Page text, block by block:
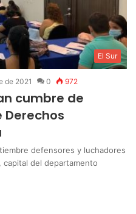
El Sur
de 2021 0 972
cumbre de
defensores y luchadores
capital del departamento